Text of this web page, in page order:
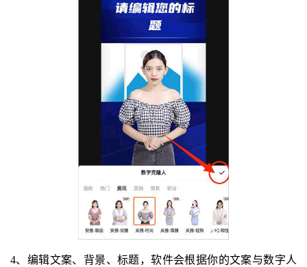
4、编辑文案、背景、标题，软件会根据你的文案与数字人